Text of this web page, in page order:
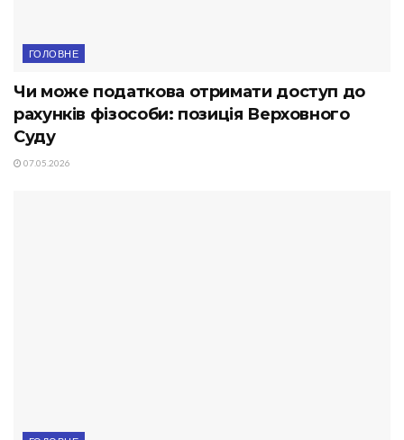
ГОЛОВНЕ
Чи може податкова отримати доступ до
рахунків фізособи: позиція Верховного
Суду
07.05.2026